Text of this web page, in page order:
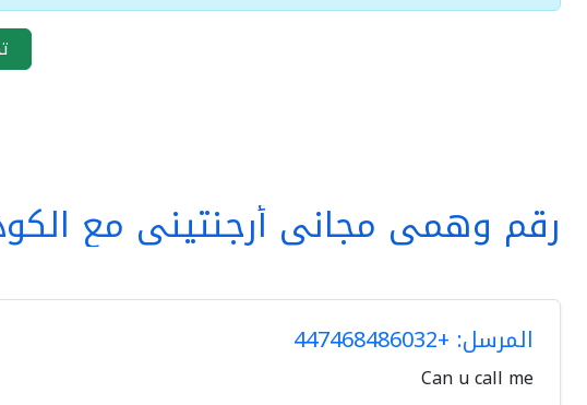
رقم وهمي مجاني أرجنتيني مع
المرسل: +447468486032
Can u call me